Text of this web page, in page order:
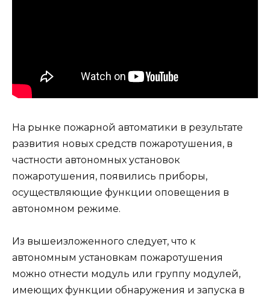
На рынке пожарной автоматики в результате
развития новых средств пожаротушения, в
частности автономных установок
пожаротушения, появились приборы,
осуществляющие функции оповещения в
автономном режиме.
Из вышеизложенного следует, что к
автономным установкам пожаротушения
можно отнести модуль или группу модулей,
имеющих функции обнаружения и запуска в